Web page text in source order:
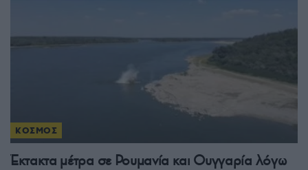
ΚΟΣΜΟΣ
Έκτακτα μέτρα σε Ρουμανία και Ουγγαρία λόγω